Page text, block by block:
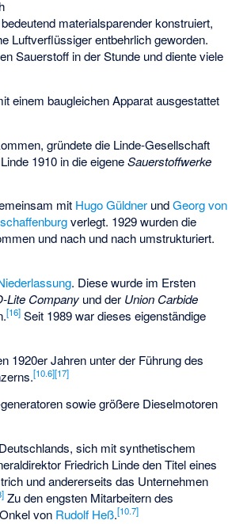
materialsparender konstruiert,
Luftverflüssiger entbehrlich geworden.
Sauerstoff in der Stunde und diente viele
einem baugleichen Apparat ausgestattet
gründete die Linde-Gesellschaft
1910 in die eigeneSauerstoffwerke
mit Hugo Güldner undGeorg von
verlegt. 1929 wurden die
und nach und nach umstrukturiert.
. Diese wurde im Ersten
Lite Company und der Union Carbide
[16] Seit 1989 war dieses eigenständige
1920er Jahren unter der Führung des
[10.6][17]
sowie größere Dieselmotoren
sich mitsynthetischem
Friedrich Linde den Titel eines
und andererseits das Unternehmen
] Zu den engsten Mitarbeitern des
von Rudolf Heß.[10.7]